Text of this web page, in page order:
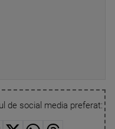
de social media preferat: